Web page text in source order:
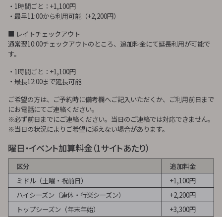
・1時間ごと：+1,100円
・最早11:00から利用可能（+2,200円）
■ レイトチェックアウト
通常翌10:00チェックアウトのところ、追加料金にて延長利用が可能で
す。
・1時間ごと：+1,100円
・最長12:00まで延長可能
ご希望の方は、ご予約時に備考欄へご記入いただくか、ご利用前日まで
にお電話にてご連絡ください。
※必ず前日までにご連絡ください。当日のご連絡では対応できません。
※当日の状況によりご希望に添えない場合があります。
曜日・イベント加算料金（1サイトあたり）
区分
追加料金
ミドル（土曜・祝前日）
+1,100円
ハイシーズン（連休・行楽シーズン）
+2,200円
トップシーズン（年末年始）
+3,300円